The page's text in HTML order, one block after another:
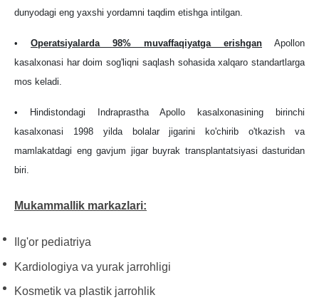
dunyodagi eng yaxshi yordamni taqdim etishga intilgan.
• Operatsiyalarda 98% muvaffaqiyatga erishgan Apollon
kasalxonasi har doim sog'liqni saqlash sohasida xalqaro standartlarga
mos keladi.
• Hindistondagi Indraprastha Apollo kasalxonasining birinchi
kasalxonasi 1998 yilda bolalar jigarini ko'chirib o'tkazish va
mamlakatdagi eng gavjum jigar buyrak transplantatsiyasi dasturidan
biri.
Mukammallik markazlari:
Ilg'or pediatriya
Kardiologiya va yurak jarrohligi
Kosmetik va plastik jarrohlik